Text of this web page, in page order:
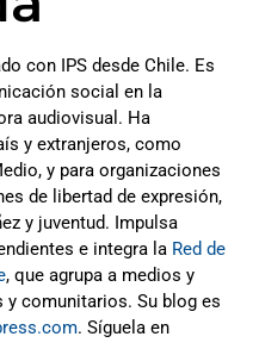
con IPS desde Chile. Es
social en la
audiovisual. Ha
y extranjeros, como
y para organizaciones
de libertad de expresión,
y juventud. Impulsa
e integra la Red de
, que agrupa a medios y
y comunitarios. Su blog es
. Síguela en